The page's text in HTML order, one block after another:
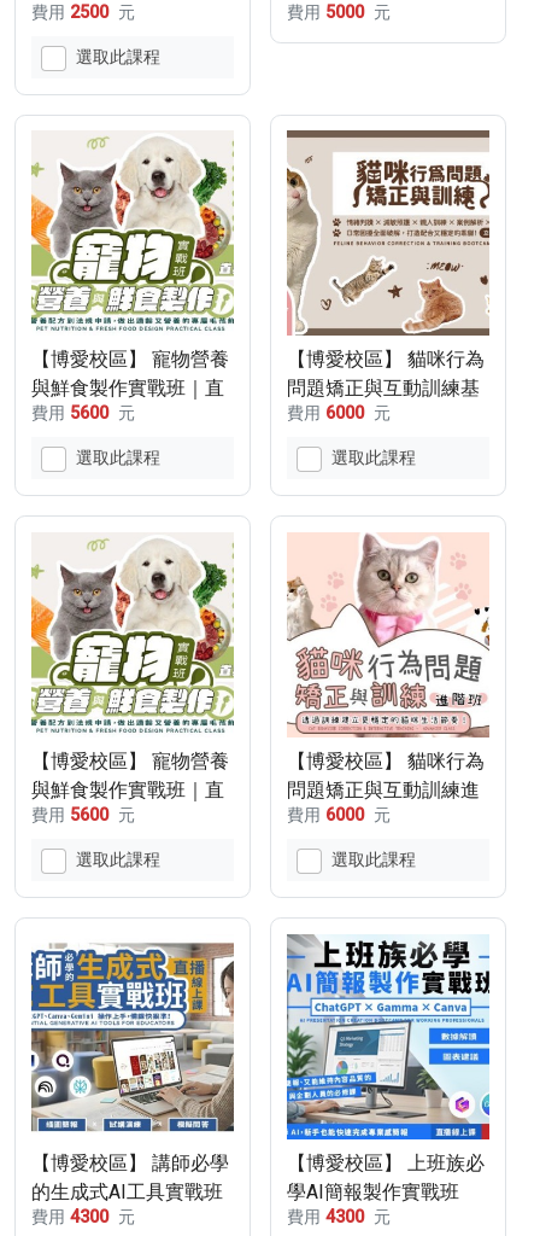
練5堂+500
費用 2500 元
選取此課程
練10堂+500
費用 5000 元
【博愛校區】 寵物營養
與鮮食製作實戰班｜直
播線上課程(115/8/22-
115/8/29)
費用 5600 元
選取此課程
【博愛校區】 貓咪行為
問題矯正與互動訓練基
礎班(115/9/19-
115/10/3，9/26停課乙
次)
費用 6000 元
選取此課程
【博愛校區】 寵物營養
與鮮食製作實戰班｜直
播線上課程(115/10/31-
115/11/7)
費用 5600 元
選取此課程
【博愛校區】 貓咪行為
問題矯正與互動訓練進
階班(115/12/12-
115/12/19)
費用 6000 元
選取此課程
【博愛校區】 講師必學
的生成式AI工具實戰班
｜直播線上課
費用 4300 元
【博愛校區】 上班族必
學AI簡報製作實戰班
ChatGPT x Gamma x
費用 4300 元